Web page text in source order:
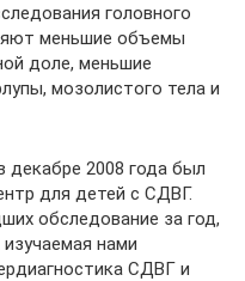
головного
меньшие объемы
доле, меньшие
мозолистого тела и
декабре 2008 года был
для детей с СДВГ.
обследование за год,
нами
СДВГ и